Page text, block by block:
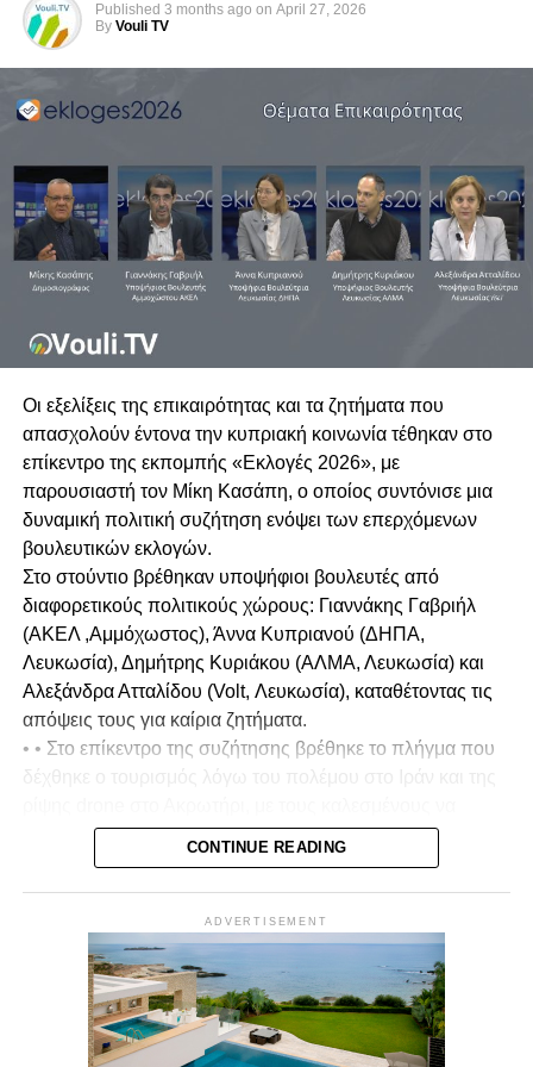
Published 3 months ago on April 27, 2026
By Vouli TV
Οι εξελίξεις της επικαιρότητας και τα ζητήματα που
απασχολούν έντονα την κυπριακή κοινωνία τέθηκαν στο
επίκεντρο της εκπομπής «Εκλογές 2026», με
παρουσιαστή τον Μίκη Κασάπη, ο οποίος συντόνισε μια
δυναμική πολιτική συζήτηση ενόψει των επερχόμενων
βουλευτικών εκλογών.
Στο στούντιο βρέθηκαν υποψήφιοι βουλευτές από
διαφορετικούς πολιτικούς χώρους: Γιαννάκης Γαβριήλ
(ΑΚΕΛ ,Αμμόχωστος), Άννα Κυπριανού (ΔΗΠΑ,
Λευκωσία), Δημήτρης Κυριάκου (ΑΛΜΑ, Λευκωσία) και
Αλεξάνδρα Ατταλίδου (Volt, Λευκωσία), καταθέτοντας τις
απόψεις τους για καίρια ζητήματα.
• • Στο επίκεντρο της συζήτησης βρέθηκε το πλήγμα που
σχολιάζουν και να αξιολογούν τη διαχείριση της
κατάστασης από την κυβέρνηση, καθώς και τον βαθμό
στον οποίο επηρεάστηκε το αίσθημα ασφάλειας στην
• Ιδιαίτερη αναφορά έγινε στα μέτρα που πρέπει να
ληφθούν για τη στήριξη του τουριστικού κλάδου, με
έμφαση στην ανάγκη προστασίας των εργαζομένων και
των επιχειρήσεων, ώστε να μην μείνουν στο περιθώριο σε
CONTINUE READING
ADVERTISEMENT